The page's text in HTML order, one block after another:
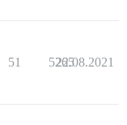
51 5265
22.08.2021